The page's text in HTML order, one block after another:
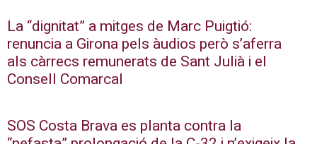
La “dignitat” a mitges de Marc Puigtió:
renuncia a Girona pels àudios però s’aferra
als càrrecs remunerats de Sant Julià i el
Consell Comarcal
SOS Costa Brava es planta contra la